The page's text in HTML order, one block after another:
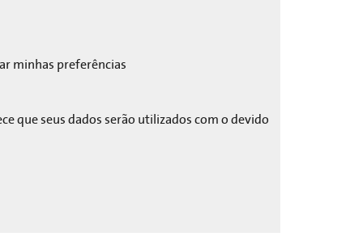
minhas preferências
que seus dados serão utilizados com o devido